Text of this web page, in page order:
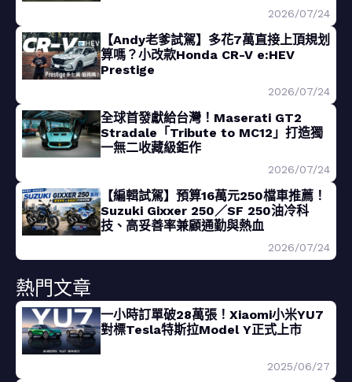
2026/07/24
【Andy老爹試駕】多花7萬直接上頂規划
算嗎？小改款Honda CR-V e:HEV
Prestige
2026/07/24
全球首發獻給台灣！Maserati GT2
Stradale「Tribute to MC12」打造獨
一無二收藏級鉅作
2026/07/24
【編輯試駕】預算16萬元250檔車推薦！
Suzuki Gixxer 250／SF 250油冷科
技、高妥善率兼顧通勤與熱血
2026/07/24
熱門文章
一小時訂單破28萬張！Xiaomi小米YU7
對標Tesla特斯拉Model Y正式上市
2025/06/27